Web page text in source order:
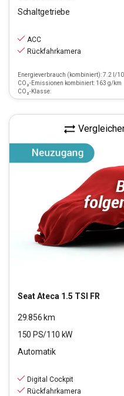
Schaltgetriebe
ACC
Rückfahrkamera
Energieverbrauch (kombiniert): 7.2 l/
CO₂-Emissionen kombiniert: 163 g/km
CO₂-Klasse:
SeatAteca 1.5 TSI FR
29.856 km
150 PS/110 kW
Automatik
Digital Cockpit
Rückfahrkamera